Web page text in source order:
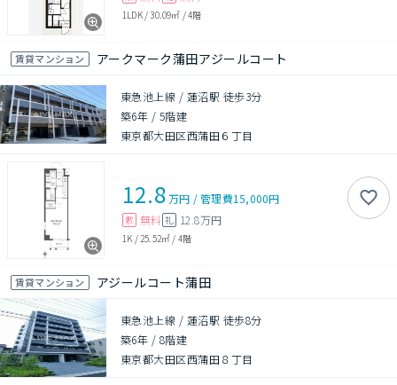
1LDK/30.09㎡ /4階
賃貸マンション アークマーク蒲田アジールコート
東急池上線 / 蓮沼駅 徒歩3分
築6年 / 5階建
東京都大田区西蒲田６丁目
12.8万円 /管理費15,000円
敷 無料 礼 12.8万円
1K / 25.52㎡ / 4階
賃貸マンション アジールコート蒲田
東急池上線 / 蓮沼駅 徒歩8分
築6年 / 8階建
東京都大田区西蒲田８丁目